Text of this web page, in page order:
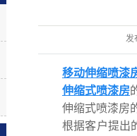
发
移动伸缩喷漆
伸缩式喷漆房
伸缩式喷漆房
根据客户提出